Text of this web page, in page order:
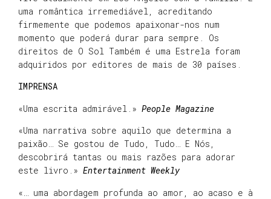
uma romântica irremediável, acreditando
firmemente que podemos apaixonar-nos num
momento que poderá durar para sempre. Os
direitos de O Sol Também é uma Estrela foram
adquiridos por editores de mais de 30 países.
IMPRENSA
«Uma escrita admirável.» People Magazine
«Uma narrativa sobre aquilo que determina a
paixão… Se gostou de Tudo, Tudo… E Nós,
descobrirá tantas ou mais razões para adorar
este livro.» Entertainment Weekly
«… uma abordagem profunda ao amor, ao acaso e à